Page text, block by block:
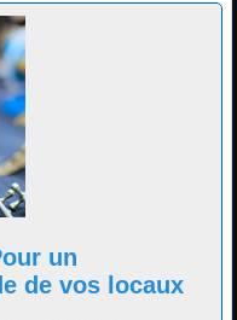
un
de vos locaux